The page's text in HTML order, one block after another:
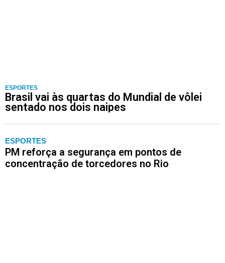
ESPORTES
Brasil vai às quartas do Mundial de vôlei
sentado nos dois naipes
ESPORTES
PM reforça a segurança em pontos de
concentração de torcedores no Rio